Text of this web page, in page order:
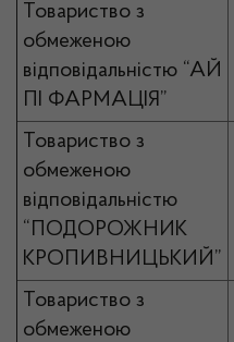
Товариство з
обмеженою
відповідальністю “АЙ
ПІ ФАРМАЦІЯ”
Товариство з
обмеженою
відповідальністю
“ПОДОРОЖНИК
КРОПИВНИЦЬКИЙ”
Товариство з
обмеженою